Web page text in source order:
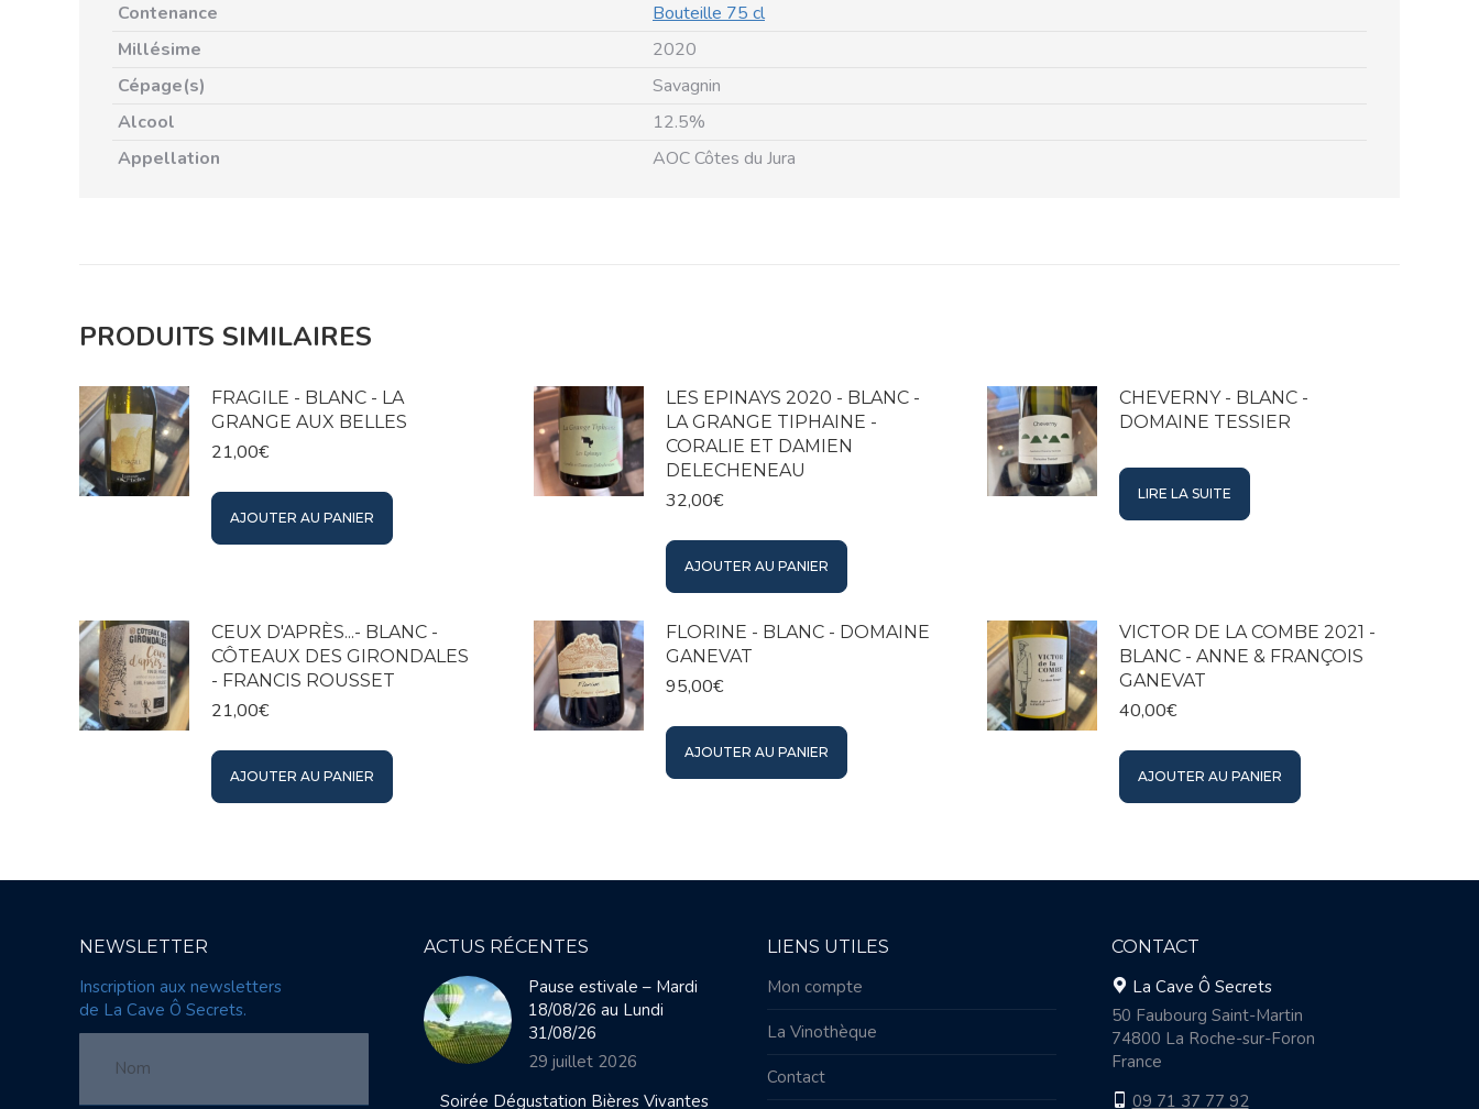
Contenance
Bouteille 75 cl
Millésime
2020
Cépage(s)
Savagnin
Alcool
12.5%
Appellation
AOC Côtes du Jura
PRODUITS SIMILAIRES
FRAGILE - BLANC - LA
GRANGE AUX BELLES
21,00€
AJOUTER AU PANIER
LES EPINAYS 2020 - BLANC -
LA GRANGE TIPHAINE -
CORALIE ET DAMIEN
DELECHENEAU
32,00€
AJOUTER AU PANIER
CHEVERNY - BLANC -
DOMAINE TESSIER
LIRE LA SUITE
CEUX D'APRÈS...- BLANC -
CÔTEAUX DES GIRONDALES
- FRANCIS ROUSSET
21,00€
AJOUTER AU PANIER
FLORINE - BLANC - DOMAINE
GANEVAT
95,00€
AJOUTER AU PANIER
VICTOR DE LA COMBE 2021 -
BLANC - ANNE & FRANÇOIS
GANEVAT
40,00€
AJOUTER AU PANIER
NEWSLETTER
Inscription aux newsletters
de La Cave Ô Secrets.
ACTUS RÉCENTES
Pause estivale – Mardi
18/08/26 au Lundi
31/08/26
29 juillet 2026
Soirée Dégustation Bières Vivantes
LIENS UTILES
Mon compte
La Vinothèque
Contact
CONTACT
La Cave Ô Secrets
50 Faubourg Saint-Martin
74800 La Roche-sur-Foron
France
09 71 37 77 92